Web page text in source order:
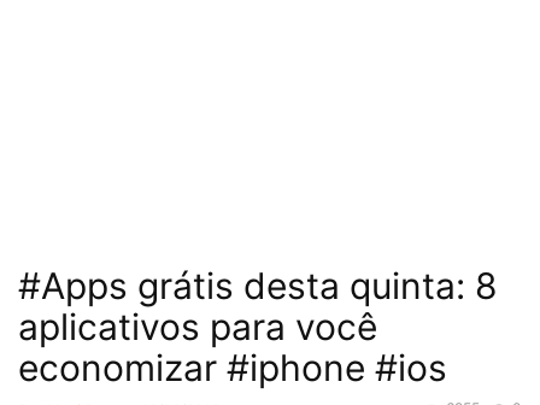
#Apps grátis desta quinta: 8
aplicativos para você
economizar #iphone #ios